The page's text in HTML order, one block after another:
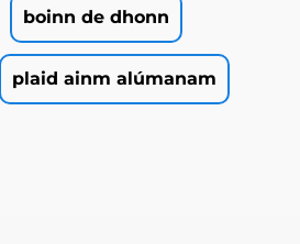
boinn de dhonn
plaid ainm alúmanam